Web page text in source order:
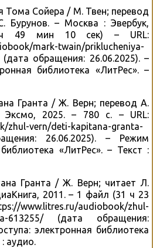
Тома Сойера / М. Твен; перевод
Бурунов. – Москва : Эвербук,
49 мин 10 сек) – URL:
mark-twain/priklucheniya-
обращения: 26.06.2025). –
библиотека «ЛитРес». –
Гранта / Ж. Верн; перевод А.
Эксмо, 2025. – 780 с. – URL:
zhul-vern/deti-kapitana-granta-
26.06.2025). – Режим
«ЛитРес». – Текст :
Гранта / Ж. Верн; читает Л.
2011. – 1 файл (31 ч 23
www.litres.ru/audiobook/zhul-
613255/ (дата обращения:
электронная библиотека
: аудио.